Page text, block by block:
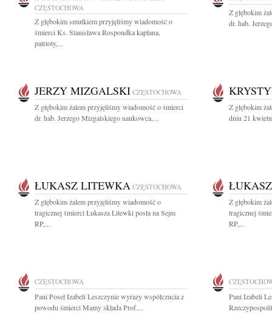
CZĘSTOCHOWA
Z głębokim smutkiem przyjęliśmy wiadomość o
śmierci Ks. Stanisława Rospondka kapłana,
patrioty,...
Z głębokim
dr. hab.
JERZY MIZGALSKI CZĘSTOCHOWA
Z głębokim żalem przyjęliśmy wiadomość o śmierci
dr. hab. Jerzego Mizgalskiego naukowca,...
Z głębokim
dniu 21
ŁUKASZ LITEWKA CZĘSTOCHOWA
Z głębokim żalem przyjęliśmy wiadomość o
tragicznej śmierci Łukasza Litewki posła na Sejm
RP,...
Z głębokim
tragicznej
RP,...
CZĘSTOCHOWA
Pani Poseł Izabeli Leszczynie wyrazy współczucia z
powodu śmierci Mamy składa Prof....
Pani Izabeli